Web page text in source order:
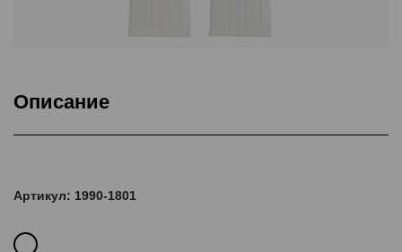
Описание
Артикул: 1990-1801